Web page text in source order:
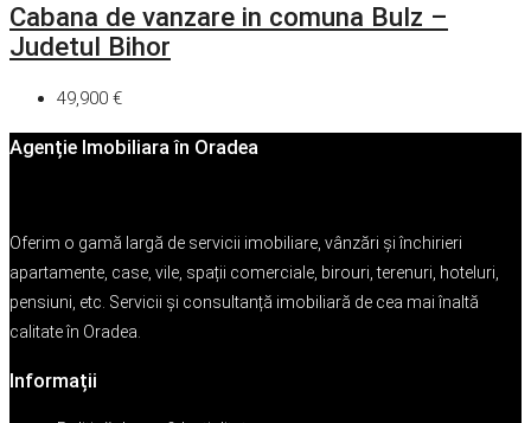
Cabana de vanzare in comuna Bulz –
Judetul Bihor
49,900 €
Agenție Imobiliara în Oradea
Oferim o gamă largă de servicii imobiliare, vânzări și închirieri
apartamente, case, vile, spații comerciale, birouri, terenuri, hoteluri,
pensiuni, etc. Servicii și consultanță imobiliară de cea mai înaltă
calitate în Oradea.
Informații